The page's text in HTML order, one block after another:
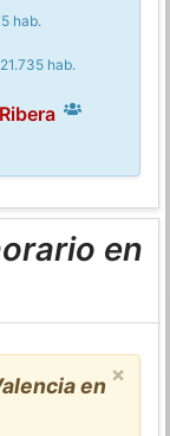
hab.
hab.
en
×
en